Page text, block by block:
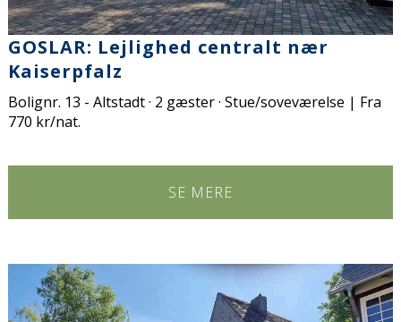
GOSLAR: Lejlighed centralt nær
Kaiserpfalz
Bolignr. 13 - Altstadt · 2 gæster · Stue/soveværelse | Fra
770 kr/nat.
SE MERE